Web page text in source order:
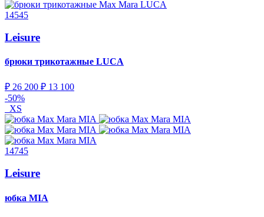
14545
Leisure
брюки трикотажные LUCA
₽ 26 200 ₽ 13 100
-50%
XS
14745
Leisure
юбка MIA